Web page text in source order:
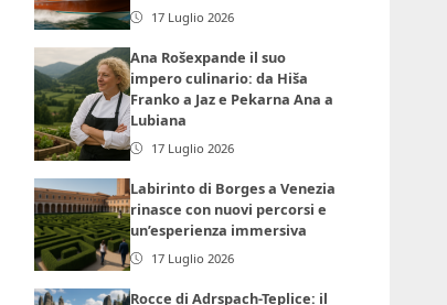
17 Luglio 2026
Ana Rošexpande il suo
impero culinario: da Hiša
Franko a Jaz e Pekarna Ana a
Lubiana
17 Luglio 2026
Labirinto di Borges a Venezia
rinasce con nuovi percorsi e
un’esperienza immersiva
17 Luglio 2026
Rocce di Adrspach-Teplice: il